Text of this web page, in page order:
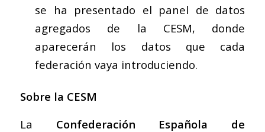
se ha presentado el panel de datos
agregados de la CESM, donde
aparecerán los datos que cada
federación vaya introduciendo.
Sobre la CESM
La Confederación Española de